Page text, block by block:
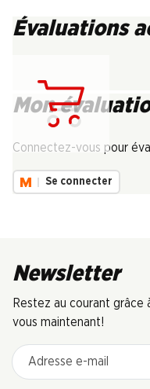
Évaluations
Mon
Connectez-vous pour
Se connecter
Newsletter
Restez au courant grâce
vous maintenant!
Adresse e-mail